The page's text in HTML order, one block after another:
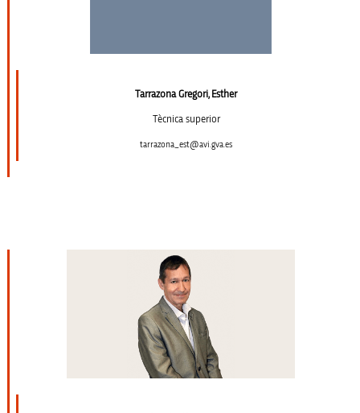
Tarrazona Gregori, Esther
Tècnica superior
tarrazona_est@avi.gva.es